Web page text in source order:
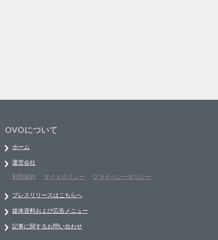
OVOについて
ホーム
運営会社
利用規約
サイトポリシー プライバシーポリシー
プレスリリースはこちらへ
媒体資料および広告メニュー
記事に関するお問い合わせ